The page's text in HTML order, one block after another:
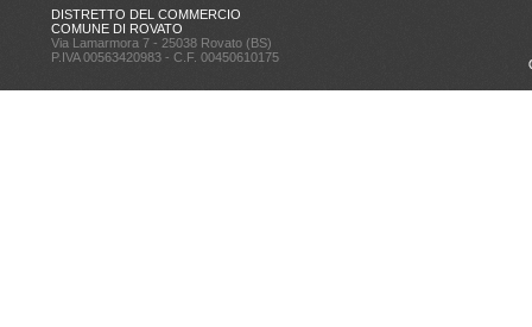
DISTRETTO DEL COMMERCIO
COMUNE DI ROVATO
Via Lamarmora 7 - 25038 Rovato (BS)
P.IVA 00563420983 - C.F. 00450610175